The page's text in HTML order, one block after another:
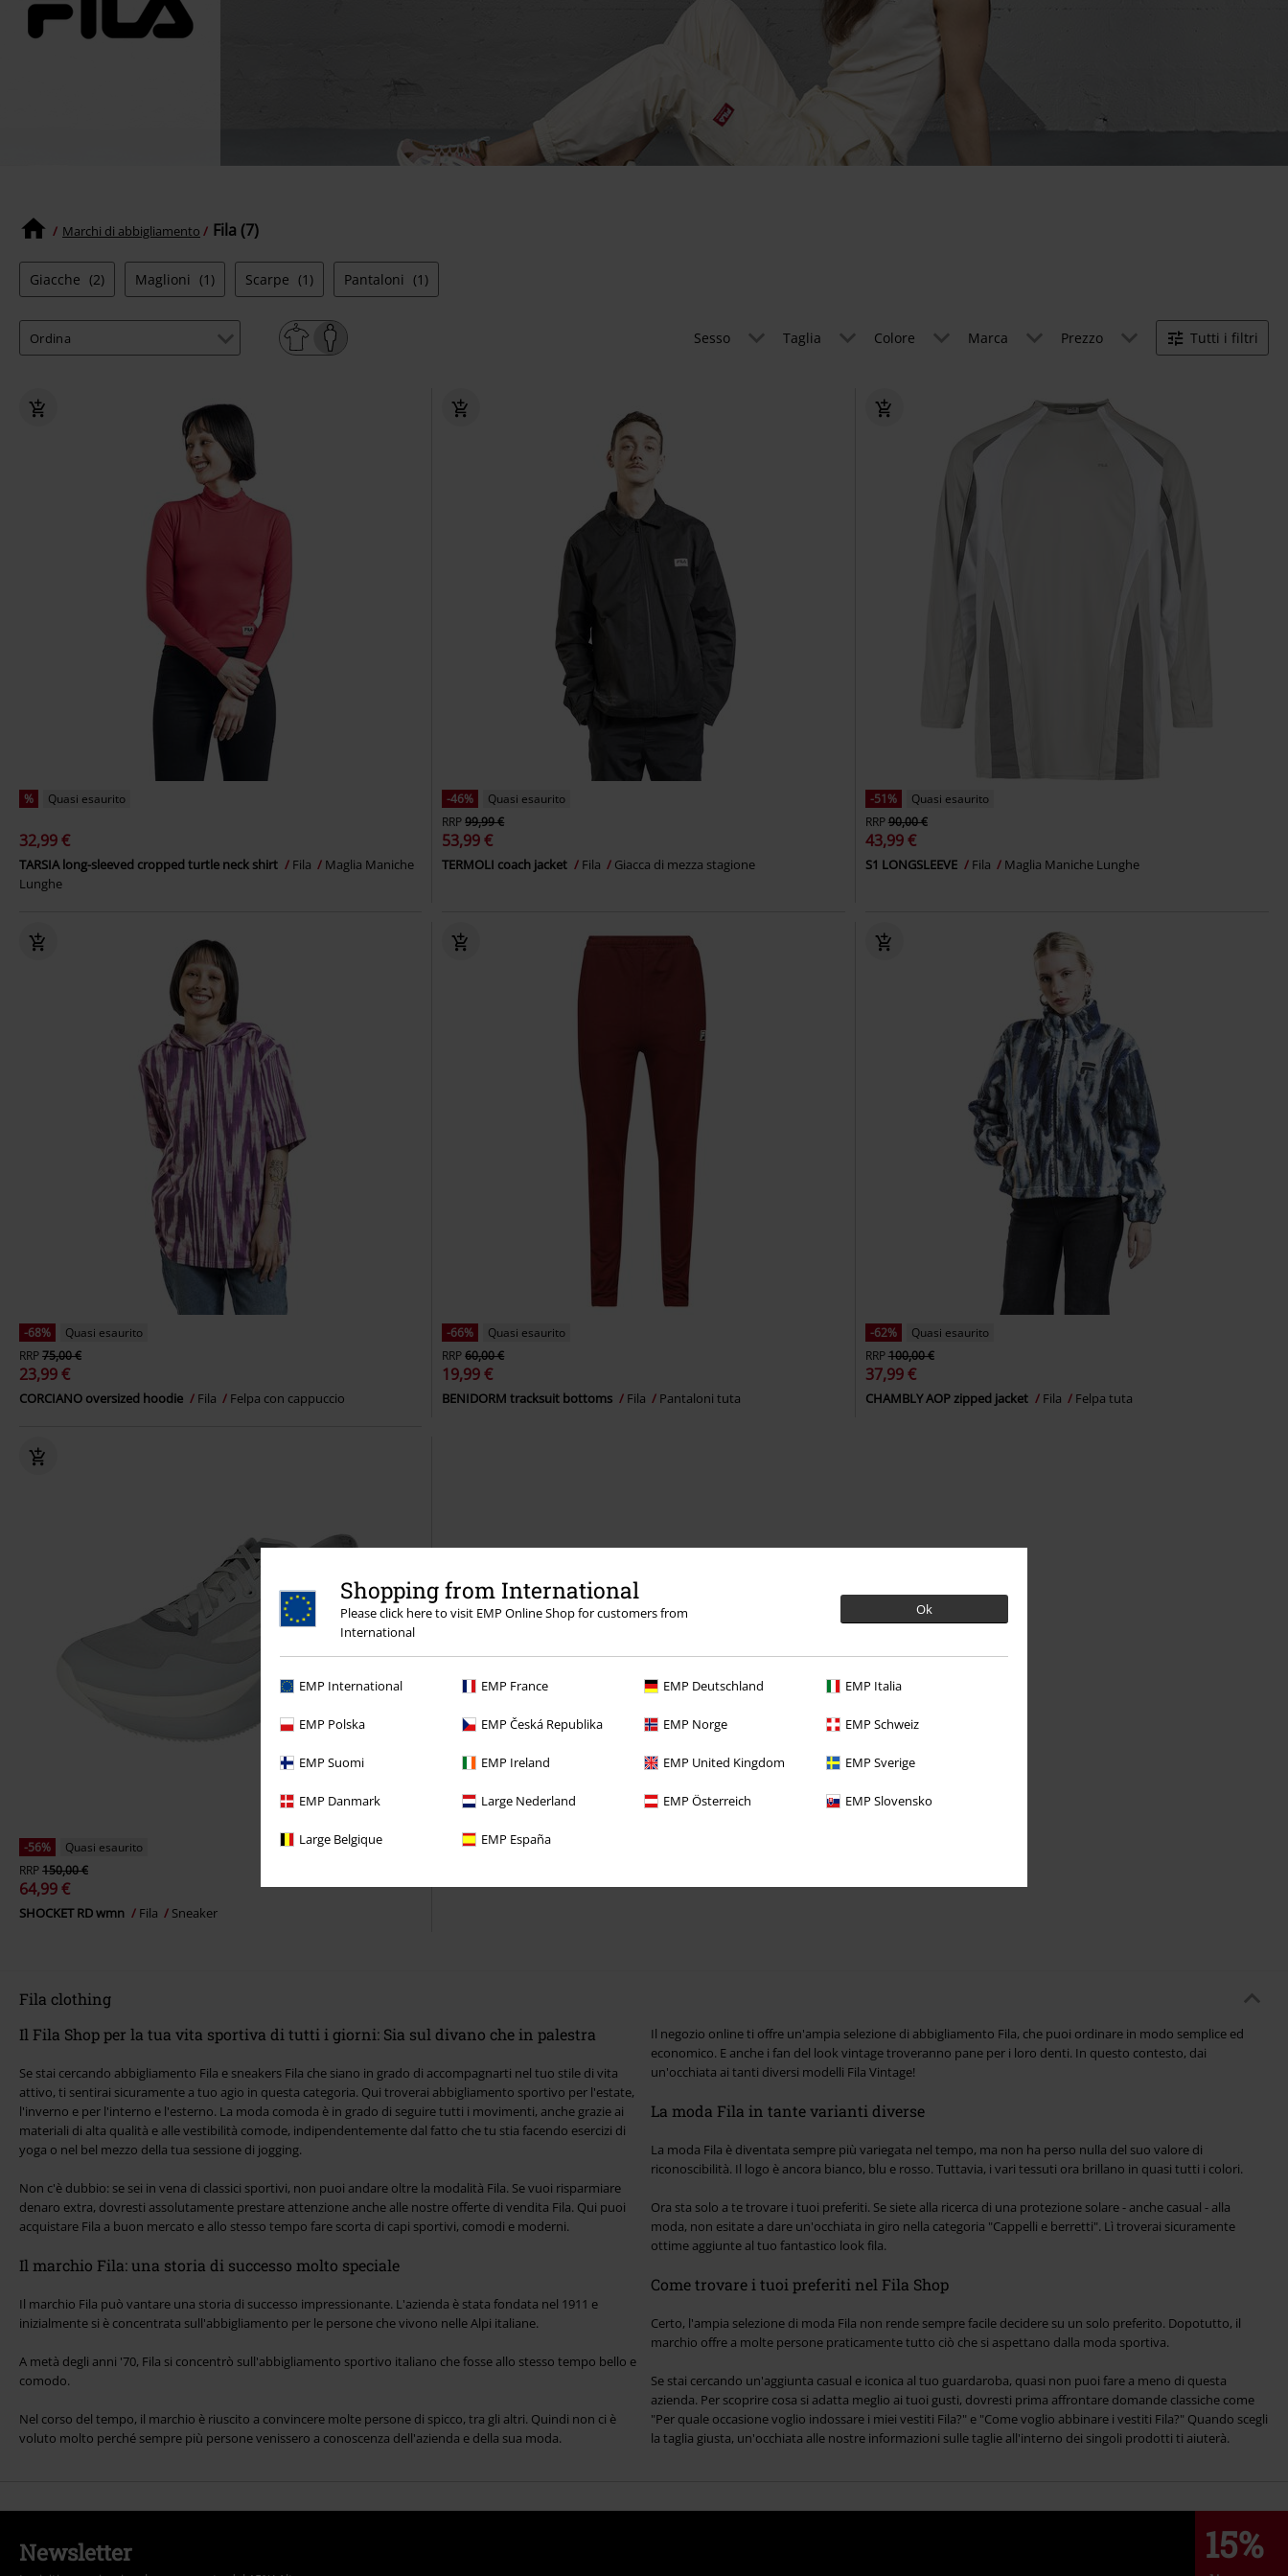
Shopping from International
Please click here to visit EMP Online Shop for customers from
International
Ok
EMP International EMP France EMP Deutschland EMP Italia
EMP Polska EMP Česká Republika EMP Norge EMP Schweiz
EMP Suomi EMP Ireland EMP United Kingdom EMP Sverige
EMP Danmark Large Nederland EMP Österreich EMP Slovensko
Large Belgique EMP España
Marchi di abbigliamento Fila (7)
Giacche (2) Maglioni (1) Scarpe (1) Pantaloni (1)
Sesso Taglia Colore Marca Prezzo Tutti i filtri
% Quasi esaurito
32,99 €
TARSIA long-sleeved cropped turtle neck shirt Fila
Maglia Maniche
Lunghe
-46%
Quasi esaurito
RRP99,99 €
53,99 €
TERMOLI coach jacket Fila Giacca di mezza stagione
-51%
Quasi esaurito
RRP90,00 €
43,99 €
S1 LONGSLEEVE Fila Maglia Maniche Lunghe
-68%
Quasi esaurito
RRP75,00 €
23,99 €
CORCIANO oversized hoodie Fila Felpa con cappuccio
-66%
Quasi esaurito
RRP60,00 €
19,99 €
BENIDORM tracksuit bottoms Fila Pantaloni tuta
-62%
Quasi esaurito
RRP100,00 €
37,99 €
CHAMBLY AOP zipped jacket Fila Felpa tuta
-56%
Quasi esaurito
RRP150,00 €
64,99 €
SHOCKET RD wmn Fila Sneaker
Fila clothing
Il Fila Shop per la tua vita sportiva di tutti i giorni: Sia sul divano che in palestra
Se stai cercando abbigliamento Fila e sneakers Fila che siano in grado di accompagnarti nel tuo stile di vita
attivo, ti sentirai sicuramente a tuo agio in questa categoria. Qui troverai abbigliamento sportivo per l'estate,
l'inverno e per l'interno e l'esterno. La moda comoda è in grado di seguire tutti i movimenti, anche grazie ai
materiali di alta qualità e alle vestibilità comode, indipendentemente dal fatto che tu stia facendo esercizi di
yoga o nel bel mezzo della tua sessione di jogging.
Non c'è dubbio: se sei in vena di classici sportivi, non puoi andare oltre la modalità Fila. Se vuoi risparmiare
denaro extra, dovresti assolutamente prestare attenzione anche alle nostre offerte di vendita Fila. Qui puoi
acquistare Fila a buon mercato e allo stesso tempo fare scorta di capi sportivi, comodi e moderni.
Il marchio Fila: una storia di successo molto speciale
Il marchio Fila può vantare una storia di successo impressionante. L'azienda è stata fondata nel 1911 e
inizialmente si è concentrata sull'abbigliamento per le persone che vivono nelle Alpi italiane.
A metà degli anni '70, Fila si concentrò sull'abbigliamento sportivo italiano che fosse allo stesso tempo bello e
comodo.
Nel corso del tempo, il marchio è riuscito a convincere molte persone di spicco, tra gli altri. Quindi non ci è
voluto molto perché sempre più persone venissero a conoscenza dell'azienda e della sua moda.
Il negozio online ti offre un'ampia selezione di abbigliamento Fila, che puoi ordinare in modo semplice ed
economico. E anche i fan del look vintage troveranno pane per i loro denti. In questo contesto, dai
un'occhiata ai tanti diversi modelli Fila Vintage!
La moda Fila in tante varianti diverse
La moda Fila è diventata sempre più variegata nel tempo, ma non ha perso nulla del suo valore di
riconoscibilità. Il logo è ancora bianco, blu e rosso. Tuttavia, i vari tessuti ora brillano in quasi tutti i colori.
Ora sta solo a te trovare i tuoi preferiti. Se siete alla ricerca di una protezione solare - anche casual - alla
moda, non esitate a dare un'occhiata in giro nella categoria "Cappelli e berretti". Lì troverai sicuramente
ottime aggiunte al tuo fantastico look fila.
Come trovare i tuoi preferiti nel Fila Shop
Certo, l'ampia selezione di moda Fila non rende sempre facile decidere su un solo preferito. Dopotutto, il
marchio offre a molte persone praticamente tutto ciò che si aspettano dalla moda sportiva.
Se stai cercando un'aggiunta casual e iconica al tuo guardaroba, quasi non puoi fare a meno di questa
azienda. Per scoprire cosa si adatta meglio ai tuoi gusti, dovresti prima affrontare domande classiche come
"Per quale occasione voglio indossare i miei vestiti Fila?" e "Come voglio abbinare i vestiti Fila?" Quando scegli
la taglia giusta, un'occhiata alle nostre informazioni sulle taglie all'interno dei singoli prodotti ti aiuterà.
15%
Newsletter